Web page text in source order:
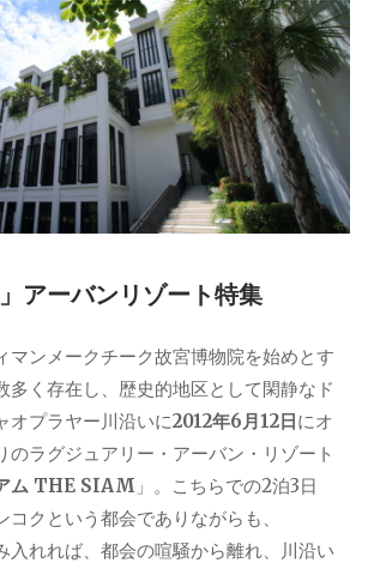
アーバンリゾート特集
マンメークチーク故宮博物院を始めとす
多く存在し、歴史的地区として閑静なド
オプラヤー川沿いに2012年6月12日にオ
のラグジュアリー・アーバン・リゾート
ム THE SIAM 」。こちらでの2泊3日
クという都会でありながらも、
入れれば、都会の喧騒から離れ、川沿い